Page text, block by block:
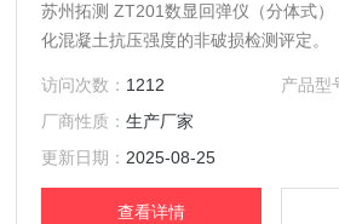
苏州拓测 ZT201数显回弹仪（分体式
化混凝土抗压强度的非破损检测评定。
访问次数： 1212
产品型
厂商性质：生产厂家
更新日期： 2025-08-25
查看详情